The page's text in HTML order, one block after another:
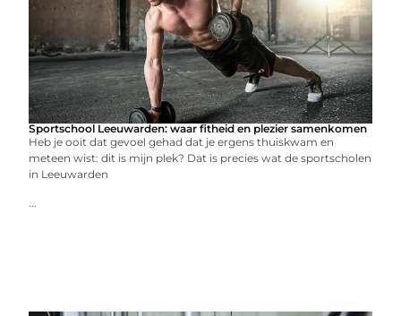
Sportschool Leeuwarden: waar fitheid en plezier samenkomen
Heb je ooit dat gevoel gehad dat je ergens thuiskwam en
meteen wist: dit is mijn plek? Dat is precies wat de sportscholen
in Leeuwarden
...